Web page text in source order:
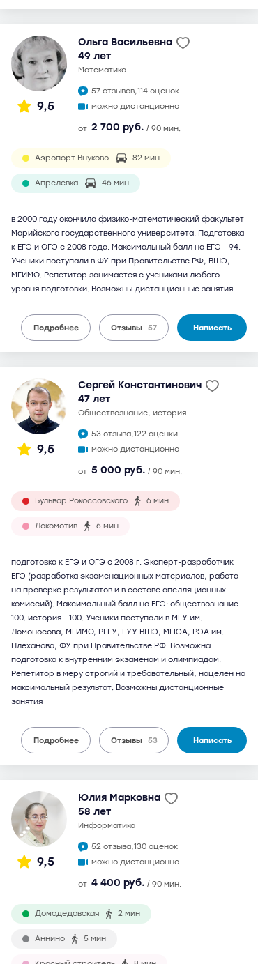
9,5
Ольга Васильевна
49 лет
математика
57 отзывов,114 оценок
можно дистанционно
от 2 700 руб. / 90 мин.
Аэропорт Внуково 82 мин
Апрелевка 46 мин
в 2000 году окончила физико-математический факультет
Марийского государственного университета. Подготовка
к ЕГЭ и ОГЭ с 2008 года. Максимальный балл на ЕГЭ - 94.
Ученики поступали в ФУ при Правительстве РФ, ВШЭ,
МГИМО. Репетитор занимается с учениками любого
уровня подготовки. Возможны дистанционные занятия
Подробнее Отзывы 57 Написать
9,5
Сергей Константинович
47 лет
обществознание, история
53 отзыва,122 оценки
можно дистанционно
от 5 000 руб. / 90 мин.
Бульвар Рокоссовского 6 мин
Локомотив 6 мин
подготовка к ЕГЭ и ОГЭ с 2008 г. Эксперт-разработчик
ЕГЭ (разработка экзаменационных материалов, работа
на проверке результатов и в составе апелляционных
комиссий). Максимальный балл на ЕГЭ: обществознание -
100, история - 100. Ученики поступали в МГУ им.
Ломоносова, МГИМО, РГГУ, ГУУ ВШЭ, МГЮА, РЭА им.
Плеханова, ФУ при Правительстве РФ. Возможна
подготовка к внутренним экзаменам и олимпиадам.
Репетитор в меру строгий и требовательный, нацелен на
максимальный результат. Возможны дистанционные
занятия
Подробнее Отзывы 53 Написать
9,5
Юлия Марковна
58 лет
информатика
52 отзыва,130 оценок
можно дистанционно
от 4 400 руб. / 90 мин.
Домодедовская 2 мин
Аннино 5 мин